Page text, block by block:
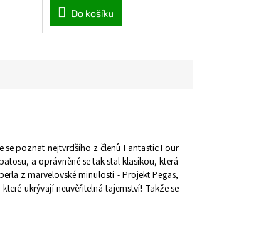
Do košíku
se poznat nejtvrdšího z členů Fantastic Four
a oprávněně se tak stal klasikou, která
z marvelovské minulosti - Projekt Pegas,
ukrývají neuvěřitelná tajemství! Takže se